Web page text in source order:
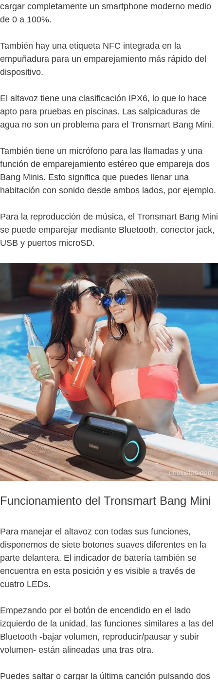
cargar completamente un smartphone moderno medio
de 0 a 100%.
También hay una etiqueta NFC integrada en la
empuñadura para un emparejamiento más rápido del
dispositivo.
El altavoz tiene una clasificación IPX6, lo que lo hace
apto para pruebas en piscinas. Las salpicaduras de
agua no son un problema para el Tronsmart Bang Mini.
También tiene un micrófono para las llamadas y una
función de emparejamiento estéreo que empareja dos
Bang Minis. Esto significa que puedes llenar una
habitación con sonido desde ambos lados, por ejemplo.
Para la reproducción de música, el Tronsmart Bang Mini
se puede emparejar mediante Bluetooth, conector jack,
USB y puertos microSD.
Funcionamiento del Tronsmart Bang Mini
Para manejar el altavoz con todas sus funciones,
disponemos de siete botones suaves diferentes en la
parte delantera. El indicador de batería también se
encuentra en esta posición y es visible a través de
cuatro LEDs.
Empezando por el botón de encendido en el lado
izquierdo de la unidad, las funciones similares a las del
Bluetooth -bajar volumen, reproducir/pausar y subir
volumen- están alineadas una tras otra.
Puedes saltar o cargar la última canción pulsando dos